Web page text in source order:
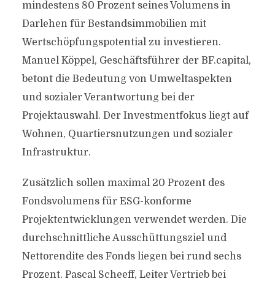
mindestens 80 Prozent seines Volumens in
Darlehen für Bestandsimmobilien mit
Wertschöpfungspotential zu investieren.
Manuel Köppel, Geschäftsführer der BF.capital,
betont die Bedeutung von Umweltaspekten
und sozialer Verantwortung bei der
Projektauswahl. Der Investmentfokus liegt auf
Wohnen, Quartiersnutzungen und sozialer
Infrastruktur.
Zusätzlich sollen maximal 20 Prozent des
Fondsvolumens für ESG-konforme
Projektentwicklungen verwendet werden. Die
durchschnittliche Ausschüttungsziel und
Nettorendite des Fonds liegen bei rund sechs
Prozent. Pascal Scheeff, Leiter Vertrieb bei